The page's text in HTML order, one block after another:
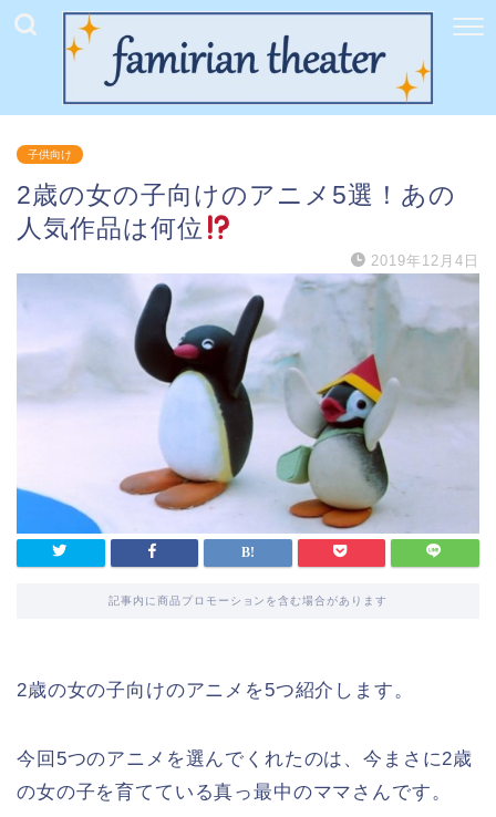
子供向け
2歳の女の子向けのアニメ5選！あの
人気作品は何位
2019年12月4日
記事内に商品プロモーションを含む場合があります
2歳の女の子向けのアニメを5つ紹介します。
今回5つのアニメを選んでくれたのは、今まさに2歳
の女の子を育てている真っ最中のママさんです。